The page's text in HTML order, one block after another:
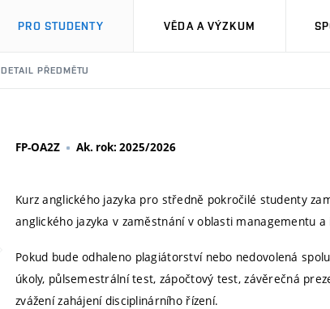
PRO STUDENTY VĚDA A VÝZKUM
DETAIL PŘEDMĚTU
FP-OA2Z Ak. rok: 2025/2026
Kurz anglického jazyka pro středně pokročilé studenty
anglického jazyka v zaměstnání v oblasti managementu
Pokud bude odhaleno plagiátorství nebo nedovolená
úkoly, půlsemestrální test, zápočtový test, závěrečná
zvážení zahájení disciplinárního řízení.